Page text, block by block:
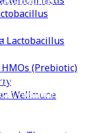
infantis
lactis
ส Lactobacillus
HMOs
(Prebiotic)
Wellmune
infantis
lactis
Lactobacillus